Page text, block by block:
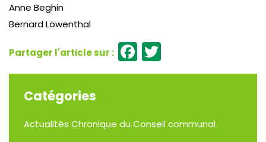
Anne Beghin
Bernard Löwenthal
Facebook
Catégories
Actualités Chronique du Conseil communal